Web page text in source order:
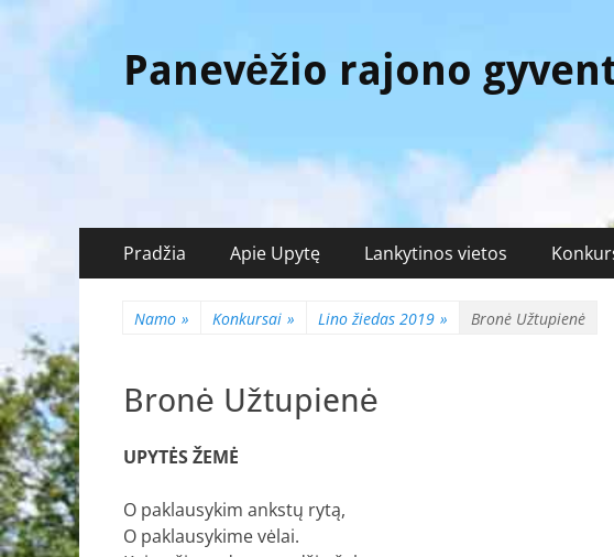
Panevėžio rajono
Pagrindinis
meniu
prie
Pradžia Apie Upytę Lankytinos vietos
Namo » Konkursai » Lino žiedas 2019 » Bronė Užtupienė
Bronė Užtupienė
UPYTĖS ŽEMĖ
O paklausykim ankstų rytą,
O paklausykime vėlai.